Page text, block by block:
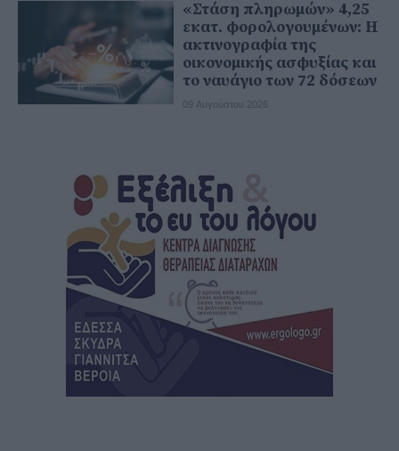
«Στάση πληρωμών» 4,25
εκατ. φορολογουμένων: Η
ακτινογραφία της
οικονομικής ασφυξίας και
το ναυάγιο των 72 δόσεων
09 Αυγούστου 2026